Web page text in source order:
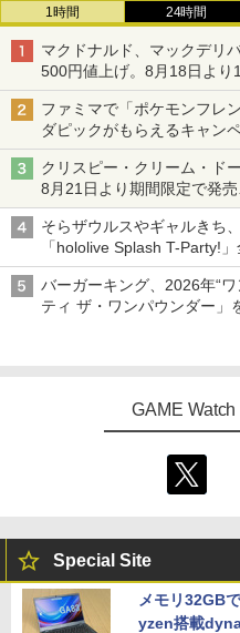
1時間 24時間
マクドナルド、マックデリ
500円値上げ。8月18日より
ファミマで「ポケモンフレ
ダピックがもらえるキャン
クリスピー・クリーム・ド
8月21日より期間限定で発売
組分け帽子ドーナツなど見
そらザウルスやギャルきち
「hololive Splash T-Party!
ライン販売開始
バーガーキング、2026年“
ティ ザ・ワンパウンダー」
GAME
Special Site
メモリ32GB
yzen搭載